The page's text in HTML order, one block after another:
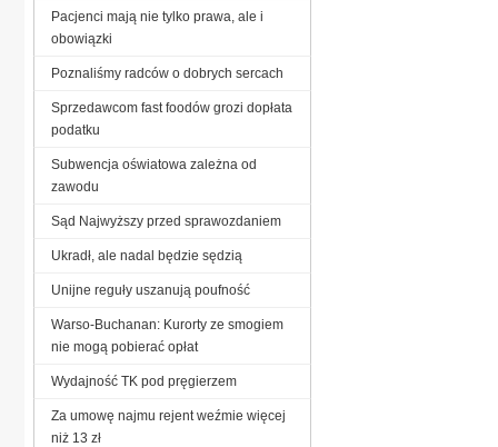
Pacjenci mają nie tylko prawa, ale i
obowiązki
Poznaliśmy radców o dobrych sercach
Sprzedawcom fast foodów grozi dopłata
podatku
Subwencja oświatowa zależna od
zawodu
Sąd Najwyższy przed sprawozdaniem
Ukradł, ale nadal będzie sędzią
Unijne reguły uszanują poufność
Warso-Buchanan: Kurorty ze smogiem
nie mogą pobierać opłat
Wydajność TK pod pręgierzem
Za umowę najmu rejent weźmie więcej
niż 13 zł